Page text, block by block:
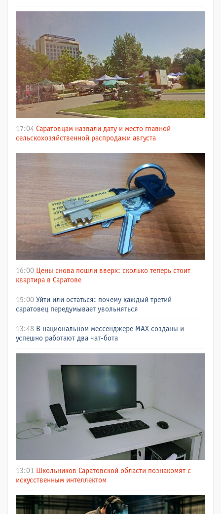
17:04 Саратовцам назвали дату и место главной
сельскохозяйственной распродажи августа
16:00 Цены снова пошли вверх: сколько теперь стоит
квартира в Саратове
15:00 Уйти или остаться: почему каждый третий
саратовец передумывает увольняться
13:48 В национальном мессенджере МАХ созданы и
успешно работают два чат-бота
13:01 Школьников Саратовской области познакомят с
искусственным интеллектом